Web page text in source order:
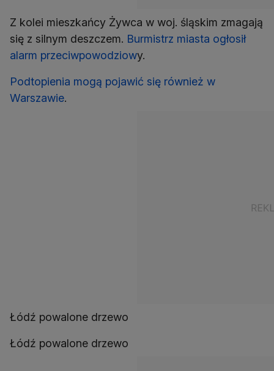
Z kolei mieszkańcy Żywca w woj. śląskim zmagają
się z silnym deszczem. Burmistrz miasta ogłosił
alarm przeciwpowodziowy.
Podtopienia mogą pojawić się również w
Warszawie.
Łódź powalone drzewo
Łódź powalone drzewo